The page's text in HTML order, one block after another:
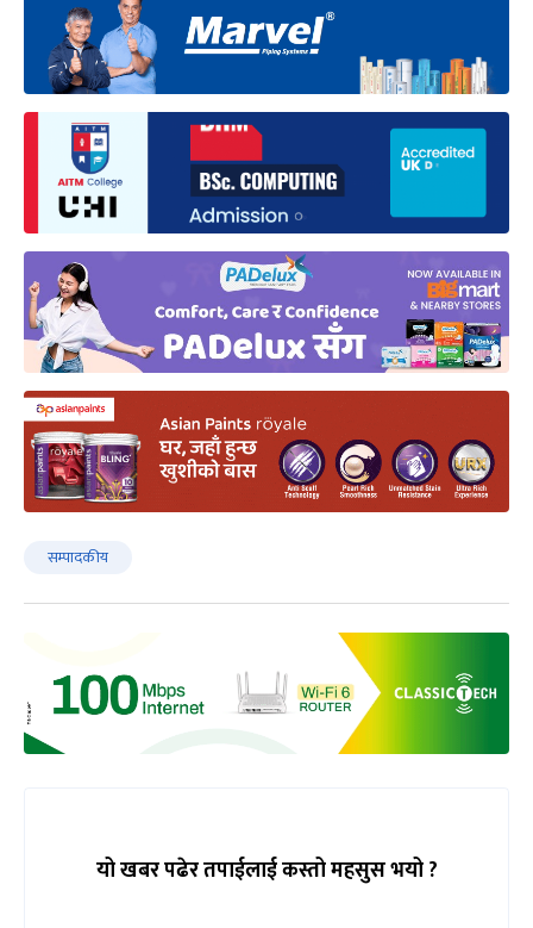
सम्पादकीय
यो खबर पढेर तपाईलाई कस्तो महसुस भयो ?